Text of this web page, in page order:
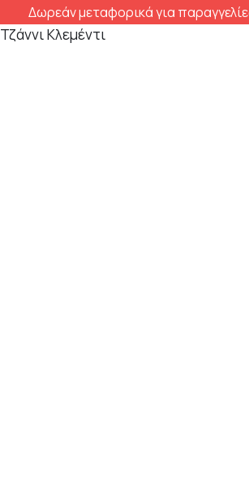
Δωρεάν μεταφορικά για
Τζάννι Κλεμέντι